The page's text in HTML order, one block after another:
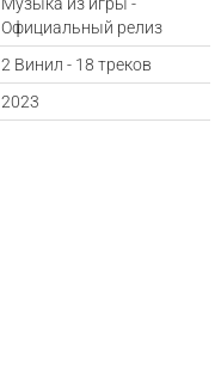
Официальный релиз
2 Винил - 18 треков
2023